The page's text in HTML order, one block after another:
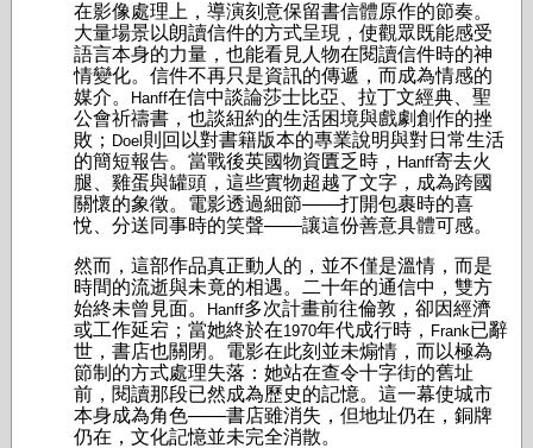
在影像處理上，導演刻意保留書信體原作的節奏。
大量場景以朗讀信件的方式呈現，使觀眾既能感受
語言本身的力量，也能看見人物在閱讀信件時的神
情變化。信件不再只是資訊的傳遞，而成為情感的
媒介。
Hanff在信中談論莎士比亞、拉丁文經典、聖
公會祈禱書，也談紐約的生活困境與戲劇創作的挫
敗； Doel 則回以對書籍版本的專業說明與對日常生活
的簡短報告。當戰後英國物資匱乏時， Hanff寄去火
腿、雞蛋與罐頭，這些實物超越了文字，成為跨國
關懷的象徵。電影透過細節——打開包裹時的喜
悅、分送同事時的笑聲——讓這份善意具體可感。
然而，這部作品真正動人的，並不僅是溫情，而是
時間的流逝與未竟的相遇。二十年的通信中，雙方
始終未曾見面。
Hanff多次計畫前往倫敦，卻因經濟
或工作延宕；當她終於在1970年代成行時， Frank已辭
世，書店也關閉。電影在此刻並未煽情，而以極為
節制的方式處理失落：她站在查令十字街的舊址
前，閱讀那段已然成為歷史的記憶。這一幕使城市
本身成為角色——書店雖消失，但地址仍在，銅牌
仍在，文化記憶並未完全消散。